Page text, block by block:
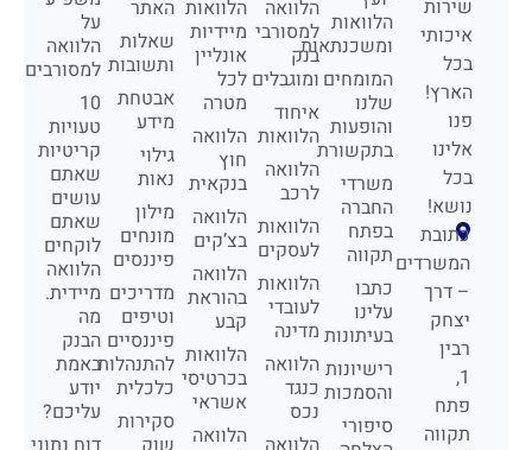
שירות
איכותי
בכל
הארץ!
פנו
אלינו
בכל
נושא!
כתובת
המשרדים
– דרך
יצחק
רבין
1,
פתח
תקווה
הלוואות
ומשכנתאות
המומחים
שלנו
והופעות
בתקשורת
משרדי
החברה
בפתח
תקווה
כתבו
עלינו
בעיתונות
רישיונות
והסמכות
סיפורי
הלוואה
למסורבי
בנק
ומוגבלים
איחוד
הלוואות
הלוואה
לרכב
הלוואות
לעסקים
הלוואות
לעובדי
מדינה
הלוואה
כנגד
נכס
הלוואות
מיידיות
אונליין
לכל
מטרה
הלוואה
חוץ
בנקאית
הלוואה
בצ’קים
הלוואה
בהוראת
קבע
הלוואות
בכרטיסי
אשראי
הלוואה
האתר
שאלות
ותשובות
אבטחת
מידע
גילוי
נאות
מילון
מונחים
פיננסים
מדריכים
וטיפים
פיננסיים
להתנהלות
כלכלית
סקירות
על
הלוואה
למסורבים
10
טעויות
קריטיות
שאתם
עושים
שאתם
לוקחים
הלוואה
מיידית.
מה
הבנק
באמת
יודע
עליכם?